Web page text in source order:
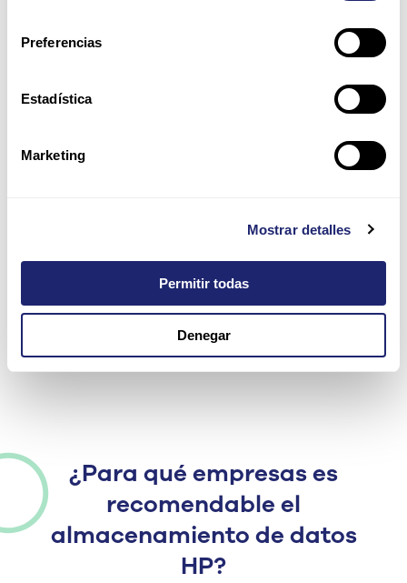
Preferencias
Estadística
Marketing
Mostrar detalles
Permitir todas
Denegar
invertir en alto
menor coste.
¿Para qué empresas es
recomendable el
almacenamiento de datos
HP?